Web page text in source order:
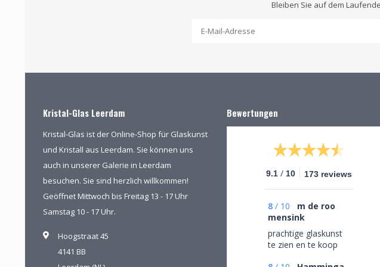
Bleiben Sie auf dem
Kristal-Glas Leerdam
Kristal-Glas ist der Online-Shop für Glaskunst
und Kristall aus Leerdam. Sie können uns
auch in unserer Galerie in Leerdam
besuchen. Sie sind herzlich willkommen!
Geöffnet Mittwoch bis Freitag 13 - 17 Uhr
Samstag 10 - 17 Uhr.
Hoogstraat 45
4141 BB
Bewertungen
9.1 / 10 173 reviews
8 / 10
m de roo
mensink
prachtige glaskunst
te zien en te koop